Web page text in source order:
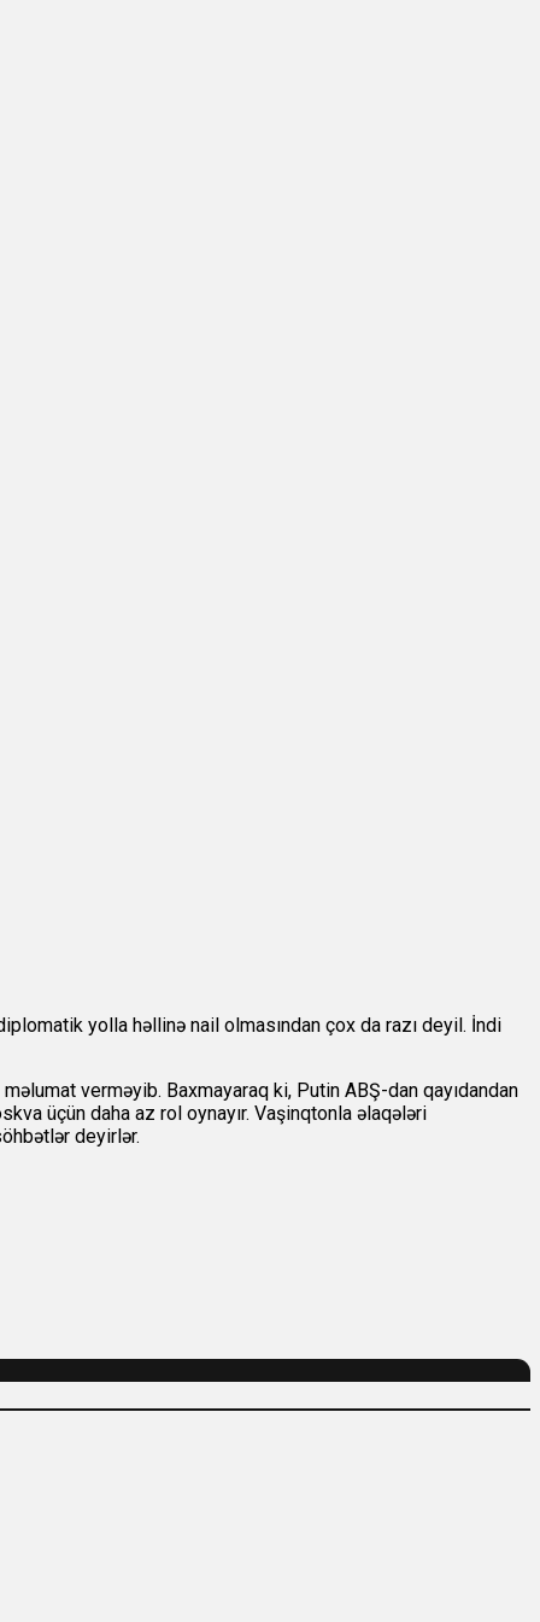
yolla həllinə nail olmasından çox da razı deyil. İndi
verməyib. Baxmayaraq ki, Putin ABŞ-dan qayıdandan
üçün daha az rol oynayır. Vaşinqtonla əlaqələri
deyirlər.